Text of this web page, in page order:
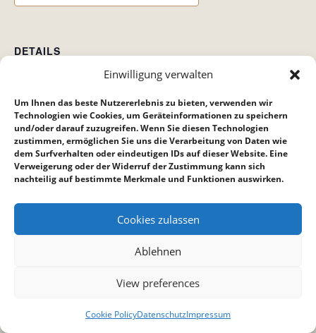
Einwilligung verwalten
Um Ihnen das beste Nutzererlebnis zu bieten, verwenden wir
Technologien wie Cookies, um Geräteinformationen zu speichern
und/oder darauf zuzugreifen. Wenn Sie diesen Technologien
zustimmen, ermöglichen Sie uns die Verarbeitung von Daten wie
dem Surfverhalten oder eindeutigen IDs auf dieser Website. Eine
Verweigerung oder der Widerruf der Zustimmung kann sich
nachteilig auf bestimmte Merkmale und Funktionen auswirken.
Cookies zulassen
Ablehnen
View preferences
Cookie PolicyDatenschutzImpressum
DETAILS
Zeit:
18:30 bis 22:30
Bibelstunde Bietigheim Hauskreis Ankerplatz